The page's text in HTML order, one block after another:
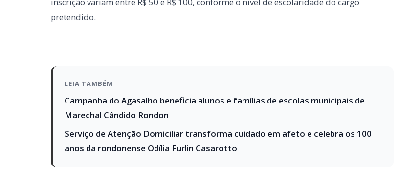
LEIA TAMBÉM
Campanha do Agasalho beneficia alunos e famílias de escolas municipais de
As provas estão previstas para acontecer no dia 12 de julho, no município de Toledo/PR.
Entre os cargos disponíveis para candidatos com ensino médio e técnico estão: assistente